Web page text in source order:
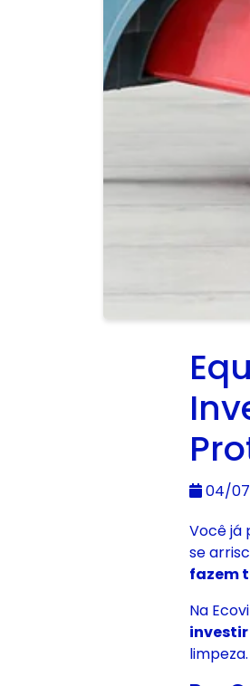
04/
Você já
se
fazem
Na
limpeza.